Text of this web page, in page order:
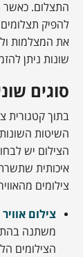
התצלום. כאשר
להפיק
את המצלמות
שונות ניתן
סוגים
בתוך קטגורית
השיטות
הצילום יש
איכותית
צילומים
צילום
משתנה
הצילומים